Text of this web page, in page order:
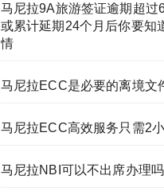
马尼拉9A旅游签证逾期超过
或累计延期24个月后你要知
情
马尼拉ECC是必要的离境文
马尼拉ECC高效服务只需2
马尼拉NBI可以不出席办理吗